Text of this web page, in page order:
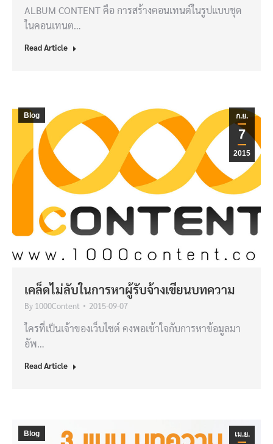
ALBUM CONTENT คือ การสร้างคอนเทนต์ในรูปแบบชุด
ในคอนเทนต…
Read Article
ก.ย.
7
2015
Blog
เคล็ดไม่ลับในการหาผู้รับจ้างเขียนบทความ
By 1000Content 2015-09-07
ใครที่เป็นเจ้าของเว็บไซต์ คงพอเข้าใจกับการหาข้อมูลมา
อัพ…
Read Article
เม.ย.
Blog